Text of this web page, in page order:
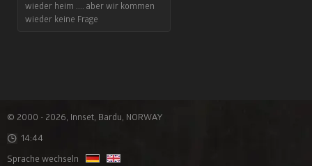
wieder heim .... aber wir kommen
wieder keine Frage
© 2000 - 2026, Innset, Bardu, NORWAY
14:44
Sprache wechseln